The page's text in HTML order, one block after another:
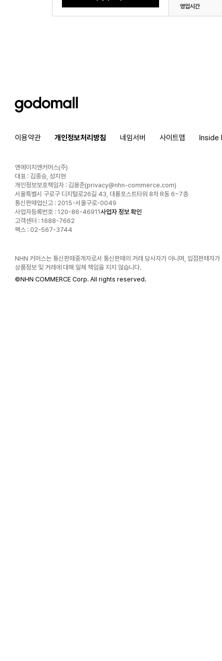
영업시간
godomall
이용약관 개인정보처리방침 네임서버 사이트맵 Inside
엔에이치엔커머스(주)
대표 : 김종승, 성지현
개인정보보호책임자 : 김용준(privacy@nhn-commerce.com)
서울특별시 구로구 디지털로26길 43, 대륭포스트타워 8차 R동 6~7층
통신판매업신고 : 2015-서울구로-0049
사업자등록번호 : 120-86-46911사업자 정보 확인
고객센터 : 1688-7662
팩스 : 02-567-3744
NHN 커머스는 통신판매중개자로서 통신판매의 거래 당사자가 아니며, 입점판매자가
상품정보 및 거래에 대해 일체 책임을 지지 않습니다.
©NHN COMMERCE Corp. All rights reserved.